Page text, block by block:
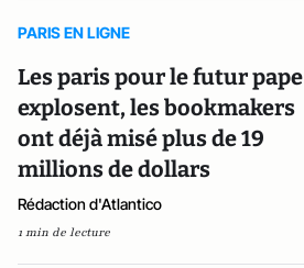
PARIS EN LIGNE
Les paris pour le futur pape
explosent, les bookmakers
ont déjà misé plus de 19
millions de dollars
Rédaction d'Atlantico
1 min de lecture